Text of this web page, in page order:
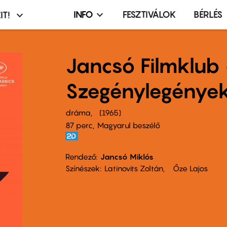
Infó,
terembérlés
menü
INFO FESZTIVÁLOK BÉRLÉS
Jancsó Filmklub
dráma
1965
87 perc,
Magyarul beszélő
Rendező Jancsó Miklós
Színészek
Latinovits Zoltán Őze Lajos